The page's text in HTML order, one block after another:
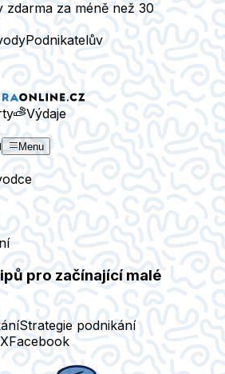
zdarma za méně než 30
Podnikatelův
Výdaje
Menu
pro začínající malé
Strategie podnikání
XFacebook